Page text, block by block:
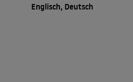
Englisch, Deutsch